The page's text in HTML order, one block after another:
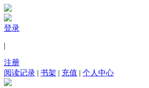
登录
|
注册
阅读记录 | 书架 | 充值 | 个人中心